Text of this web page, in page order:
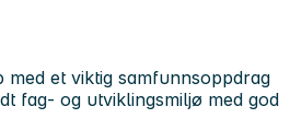
med et viktig samfunnsoppdrag
fag- og utviklingsmiljø med god